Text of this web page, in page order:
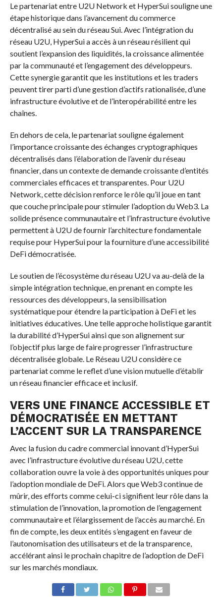
Le partenariat entre U2U Network et HyperSui souligne une
étape historique dans l’avancement du commerce
décentralisé au sein du réseau Sui. Avec l’intégration du
réseau U2U, HyperSui a accès à un réseau résilient qui
soutient l’expansion des liquidités, la croissance alimentée
par la communauté et l’engagement des développeurs.
Cette synergie garantit que les institutions et les traders
peuvent tirer parti d’une gestion d’actifs rationalisée, d’une
infrastructure évolutive et de l’interopérabilité entre les
chaînes.
En dehors de cela, le partenariat souligne également
l’importance croissante des échanges cryptographiques
décentralisés dans l’élaboration de l’avenir du réseau
financier, dans un contexte de demande croissante d’entités
commerciales efficaces et transparentes. Pour U2U
Network, cette décision renforce le rôle qu’il joue en tant
que couche principale pour stimuler l’adoption du Web3. La
solide présence communautaire et l’infrastructure évolutive
permettent à U2U de fournir l’architecture fondamentale
requise pour HyperSui pour la fourniture d’une accessibilité
DeFi démocratisée.
Le soutien de l’écosystème du réseau U2U va au-delà de la
simple intégration technique, en prenant en compte les
ressources des développeurs, la sensibilisation
systématique pour étendre la participation à DeFi et les
initiatives éducatives. Une telle approche holistique garantit
la durabilité d’HyperSui ainsi que son alignement sur
l’objectif plus large de faire progresser l’infrastructure
décentralisée globale. Le Réseau U2U considère ce
partenariat comme le reflet d’une vision mutuelle d’établir
un réseau financier efficace et inclusif.
VERS UNE FINANCE ACCESSIBLE ET
DÉMOCRATISÉE EN METTANT
L’ACCENT SUR LA TRANSPARENCE
Avec la fusion du cadre commercial innovant d’HyperSui
avec l’infrastructure évolutive du réseau U2U, cette
collaboration ouvre la voie à des opportunités uniques pour
l’adoption mondiale de DeFi. Alors que Web3 continue de
mûrir, des efforts comme celui-ci signifient leur rôle dans la
stimulation de l’innovation, la promotion de l’engagement
communautaire et l’élargissement de l’accès au marché. En
fin de compte, les deux entités s’engagent en faveur de
l’autonomisation des utilisateurs et de la transparence,
accélérant ainsi le prochain chapitre de l’adoption de DeFi
sur les marchés mondiaux.